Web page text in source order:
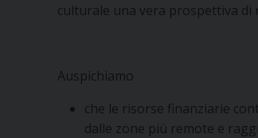
culturale una vera prospettiva di
Auspichiamo
che le risorse finanziarie
dalle zone più remote e